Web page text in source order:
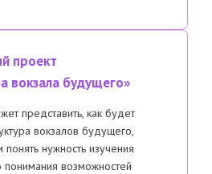
проект
вокзала будущего»
представить, как будет
вокзалов будущего,
нужность изучения
возможностей